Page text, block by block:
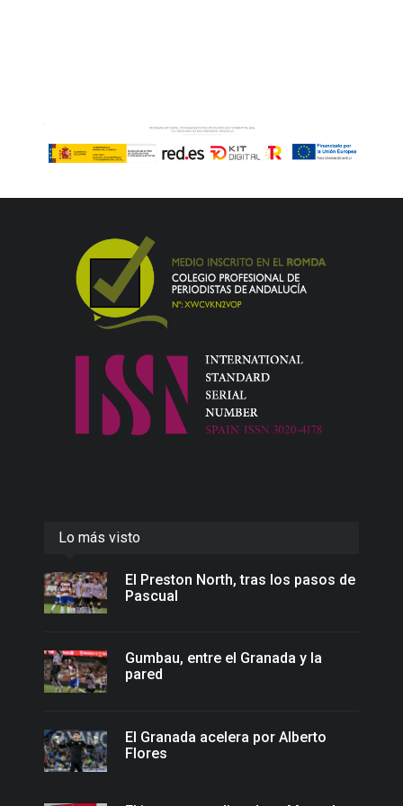
Lo más visto
El Preston North, tras los pasos de
Pascual
Gumbau, entre el Granada y la
pared
El Granada acelera por Alberto
Flores